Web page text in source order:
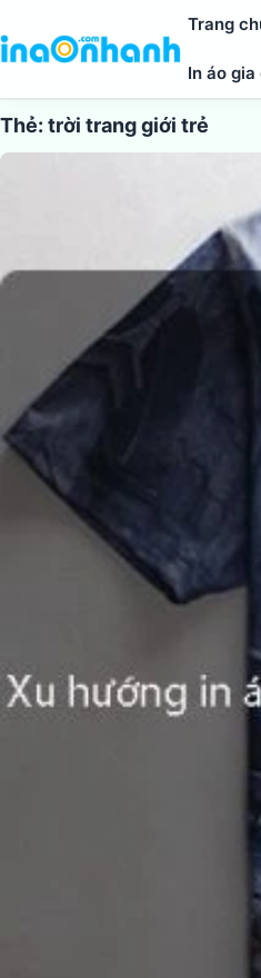
Trang
In áo gia
Thẻ: trời trang giới trẻ